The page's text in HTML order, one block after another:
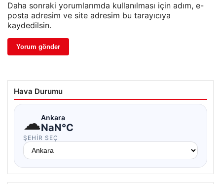
Daha sonraki yorumlarımda kullanılması için adım, e-
posta adresim ve site adresim bu tarayıcıya
kaydedilsin.
Hava Durumu
☁Ankara
NaN°C
ŞEHIR SEÇ